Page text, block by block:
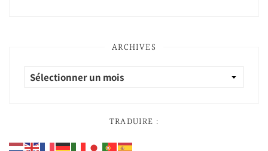
ARCHIVES
TRADUIRE :